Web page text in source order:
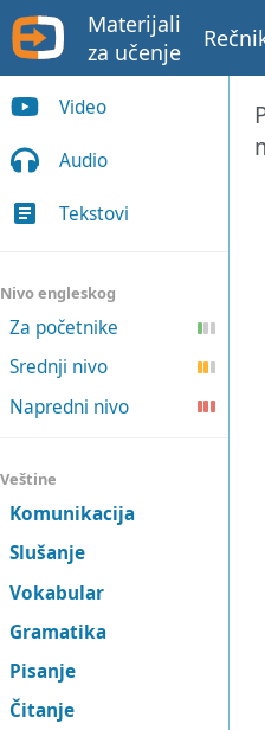
Materijali
za učenje
Video
Audio
Tekstovi
Nivo engleskog
Za početnike
Srednji nivo
Napredni nivo
Veštine
Komunikacija
Slušanje
Vokabular
Gramatika
Pisanje
Čitanje